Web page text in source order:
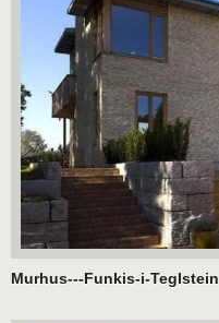
Murhus---Funkis-i-Teglstein